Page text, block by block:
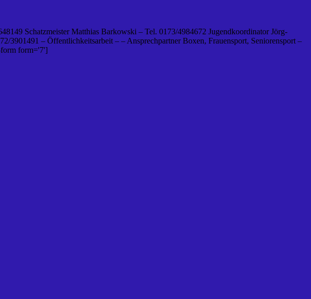
Schatzmeister Matthias Barkowski – Tel. 0173/4984672 Jugendkoordinator Jörg-
3901491 – Öffentlichkeitsarbeit – – Ansprechpartner Boxen, Frauensport, Seniorensport –
form form='7']